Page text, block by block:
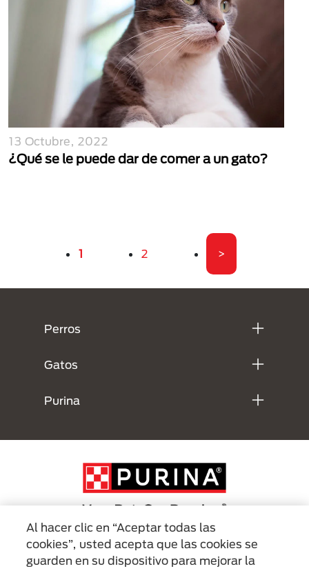
13 Octubre, 2022
¿Qué se le puede dar de comer a un gato?
Página actual
1 Página
2 Última página
>
Perros
Gatos
Purina
Menu Footer Secundario Purina
Al hacer clic en “Aceptar todas las
cookies”, usted acepta que las cookies se
guarden en su dispositivo para mejorar la